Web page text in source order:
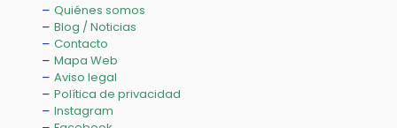
Quiénes somos
Blog / Noticias
Contacto
Mapa Web
Aviso legal
Política de privacidad
Instagram